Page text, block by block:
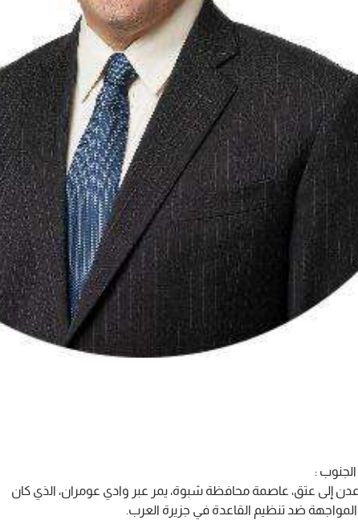
الجنوب :
إلى عتق، عاصمة محافظة شبوة، يمر عبر وادي عومران، الذي كان
المواجهة ضد تنظيم القاعدة في جزيرة العرب.